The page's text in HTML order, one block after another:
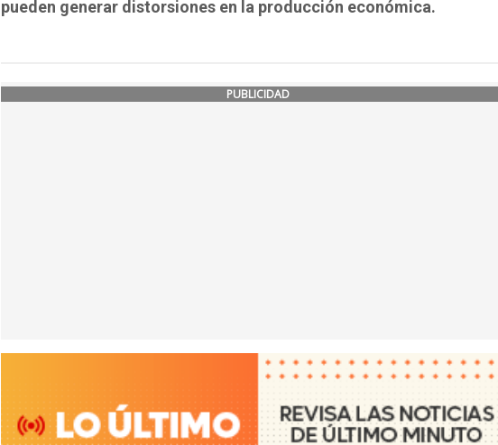
pueden generar distorsiones en la producción económica.
PUBLICIDAD